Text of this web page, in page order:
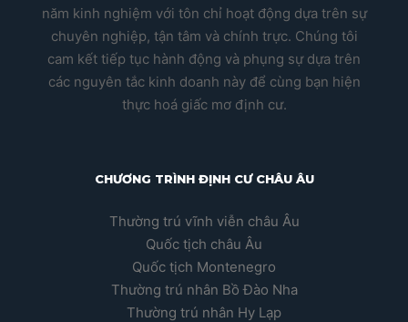
năm kinh nghiệm với tôn chỉ hoạt động dựa trên sự
chuyên nghiệp, tận tâm và chính trực. Chúng tôi
cam kết tiếp tục hành động và phụng sự dựa trên
các nguyên tắc kinh doanh này để cùng bạn hiện
thực hoá giấc mơ định cư.
CHƯƠNG TRÌNH ĐỊNH CƯ CHÂU ÂU
Thường trú vĩnh viễn châu Âu
Quốc tịch châu Âu
Quốc tịch Montenegro
Thường trú nhân Bồ Đào Nha
Thường trú nhân Hy Lạp